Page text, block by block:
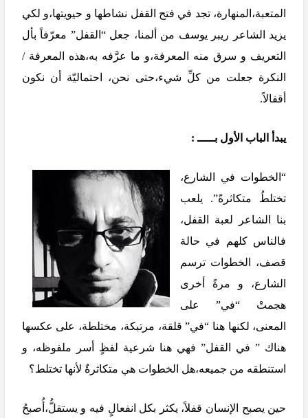
المتعبة،المنهارة، تجد في فتح القفل نشاطها و حيويتها،و لكي
يزيد الشاعر ريبر يوسف من ألمنا، جعل “القفل” معرّفاً بأل
التعريف و سرق منه المعرفة،و ما عرَّفه به،هذه المعرفة /
النكرة جعلت من كلِّ شيء،حتى نحن، احتماليّة أن نكون
أقفالاً.
يبدأ الباب الأول بـــــ :
“الخطوات في الشارع،
تختلطُ متكاثرةً”. يلعب
بنا الشاعر لعبة القفل،
فالناس كلهم في حالة
قصف، الخطوات ترسم
الشارع، و مرةً أخرى
هجمتْ “في” على
المعنى، لكنها هنا “في” قلقة، مرتبكة، مختلطة، على عكسها
هناك ” في القفل” فهي هنا شرعية لفظٍ أسر ملفوظه، و
استنطقه من جميعه،هل الخطوات هي متكاثرةٌ لأنها تختلط؟
حين يصبح الإنسان قفلاً، يكثر بكل انفعالٍ فيه و يستقلُّ،أُصبحُ